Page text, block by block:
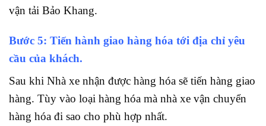
vận tải Bảo Khang.
Bước 5: Tiến hành giao hàng hóa tới địa chỉ yêu
cầu của khách.
Sau khi Nhà xe nhận được hàng hóa sẽ tiến hàng giao
hàng. Tùy vào loại hàng hóa mà nhà xe vận chuyển
hàng hóa đi sao cho phù hợp nhất.